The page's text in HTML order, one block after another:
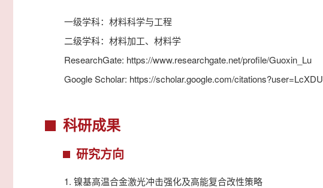
一级学科：材料科学与工程
二级学科：材料加工、材料学
ResearchGate: https://www.researchgate.net/profile/Guoxin_Lu
Google Scholar: https://scholar.google.com/
科研成果
研究方向
1. 镍基高温合金激光冲击强化及高能复合改性策略